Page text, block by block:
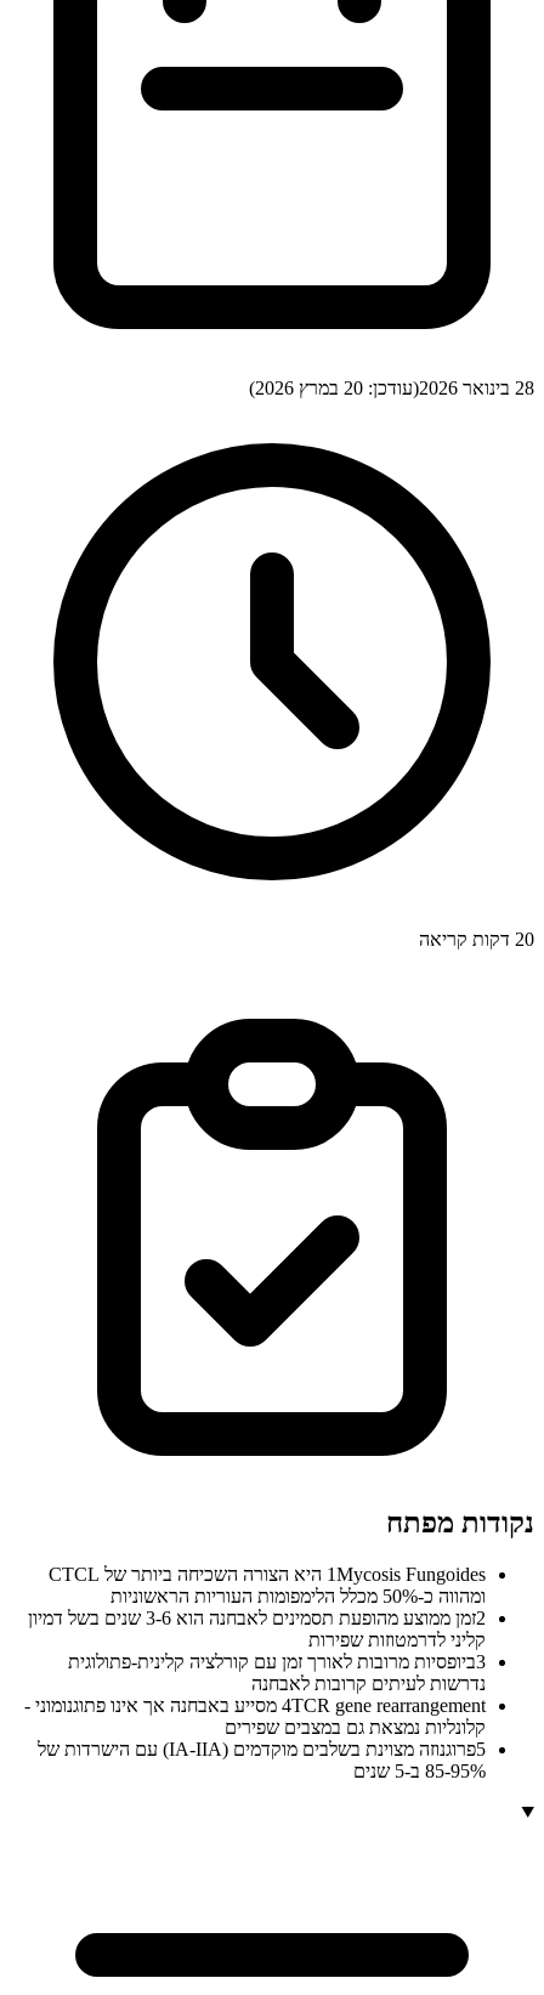
28 בינואר 2026 (עודכן: 20 במרץ 2026 )
20 דקות קריאה
נקודות מפתח
1
Mycosis Fungoides היא הצורה השכיחה ביותר של CTCL
ומהווה כ-50% מכלל הלימפומות העוריות הראשוניות
2
זמן ממוצע מהופעת תסמינים לאבחנה הוא 3-6 שנים בשל דמיון
קליני לדרמטוזות שפירות
3ביופסיות מרובות לאורך זמן עם קורלציה קלינית-פתולוגית
נדרשות לעיתים קרובות לאבחנה
4 TCR gene rearrangement מסייע באבחנה אך אינו פתוגנומוני -
קלונליות נמצאת גם במצבים שפירים
5
פרוגנוזה מצוינת בשלבים מוקדמים (IA-IIA) עם הישרדות של
85-95% ב-5 שנים